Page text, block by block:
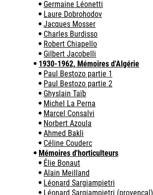
Germaine Léonetti
Laure Dobrohodov
Jacques Mosser
Charles Burdisso
Robert Chiapello
Gilbert Jacobelli
1930-1962, Mémoires d'Algérie
Paul Bestozo partie 1
Paul Bestozo partie 2
Ghyslain Taïb
Michel La Perna
Marcel Consalvi
Norbert Azoula
Ahmed Bakli
Céline Couderc
Mémoires d'horticulteurs
Élie Bonaut
Alain Meilland
Léonard Sargiampietri
Léonard Sargiampietri (provençal)